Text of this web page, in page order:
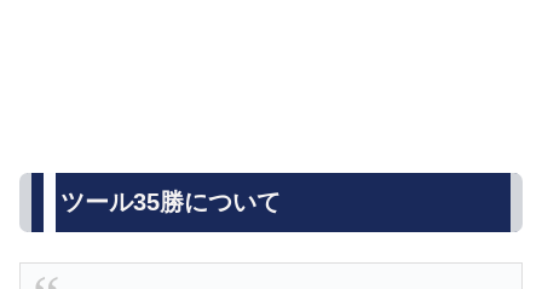
ツール35勝について